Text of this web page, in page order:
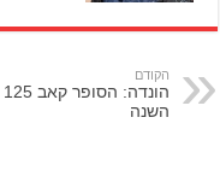
הקודם
השנה